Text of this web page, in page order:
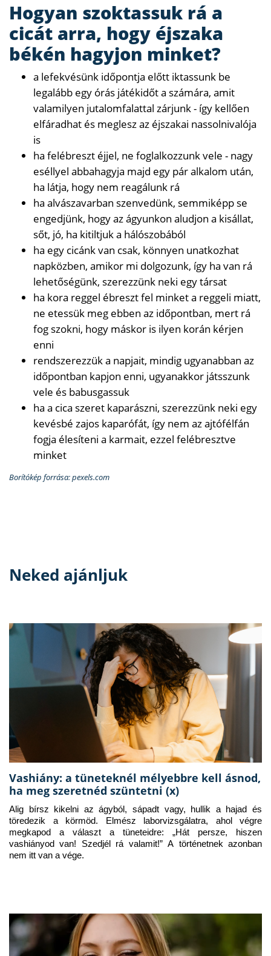
Hogyan szoktassuk rá a
cicát arra, hogy éjszaka
békén hagyjon minket?
a lefekvésünk időpontja előtt iktassunk be
legalább egy órás játékidőt a számára, amit
valamilyen jutalomfalattal zárjunk - így kellően
elfáradhat és meglesz az éjszakai nassolnivalója
is
ha felébreszt éjjel, ne foglalkozzunk vele - nagy
eséllyel abbahagyja majd egy pár alkalom után,
ha látja, hogy nem reagálunk rá
ha alvászavarban szenvedünk, semmiképp se
engedjünk, hogy az ágyunkon aludjon a kisállat,
sőt, jó, ha kitiltjuk a hálószobából
ha egy cicánk van csak, könnyen unatkozhat
napközben, amikor mi dolgozunk, így ha van rá
lehetőségünk, szerezzünk neki egy társat
ha kora reggel ébreszt fel minket a reggeli miatt,
ne etessük meg ebben az időpontban, mert rá
fog szokni, hogy máskor is ilyen korán kérjen
enni
rendszerezzük a napjait, mindig ugyanabban az
időpontban kapjon enni, ugyanakkor játsszunk
vele és babusgassuk
ha a cica szeret kaparászni, szerezzünk neki egy
kevésbé zajos kaparófát, így nem az ajtófélfán
fogja élesíteni a karmait, ezzel felébresztve
minket
Borítókép forrása: pexels.com
Neked ajánljuk
Vashiány: a tüneteknél mélyebbre kell ásnod,
ha meg szeretnéd szüntetni (x)
Alig bírsz kikelni az ágyból, sápadt vagy, hullik a hajad és
töredezik a körmöd. Elmész laborvizsgálatra, ahol végre
megkapod a választ a tüneteidre: „Hát persze, hiszen
vashiányod van! Szedjél rá valamit!” A történetnek azonban
nem itt van a vége.